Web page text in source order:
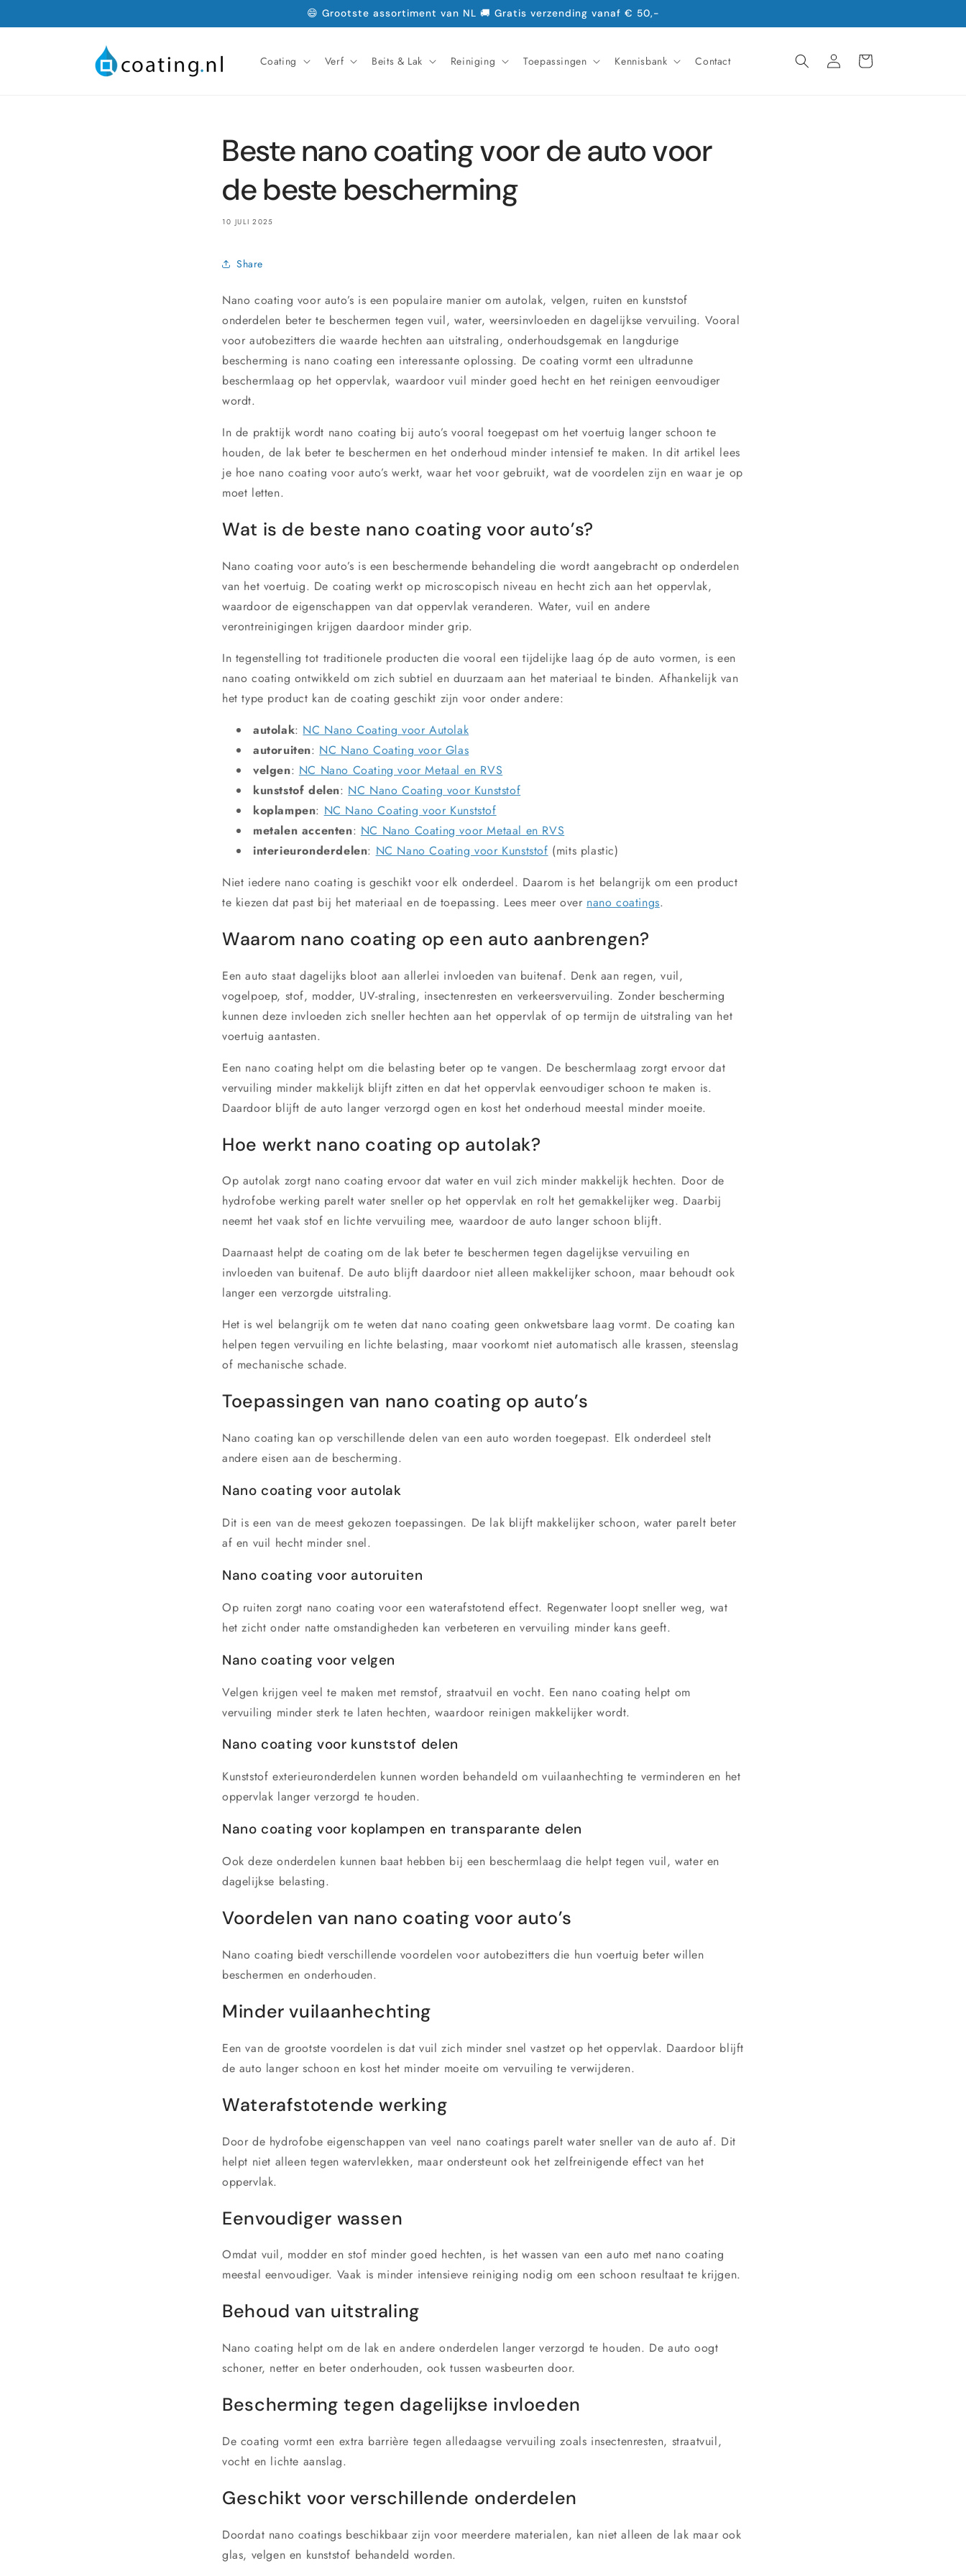
content
😄 Grootste assortiment van NL 🚚 Gratis verzending vanaf € 50,-
Coating Verf Beits & Lak Reiniging Toepassingen Kennisbank Contact InloggenWinkelwagen
Beste nano coating voor de auto voor
de beste bescherming
10 JULI 2025
Share
Nano coating voor auto’s is een populaire manier om autolak, velgen, ruiten en kunststof
onderdelen beter te beschermen tegen vuil, water, weersinvloeden en dagelijkse vervuiling. Vooral
voor autobezitters die waarde hechten aan uitstraling, onderhoudsgemak en langdurige
bescherming is nano coating een interessante oplossing. De coating vormt een ultradunne
beschermlaag op het oppervlak, waardoor vuil minder goed hecht en het reinigen eenvoudiger
wordt.
In de praktijk wordt nano coating bij auto’s vooral toegepast om het voertuig langer schoon te
houden, de lak beter te beschermen en het onderhoud minder intensief te maken. In dit artikel lees
je hoe nano coating voor auto’s werkt, waar het voor gebruikt, wat de voordelen zijn en waar je op
moet letten.
Wat is de beste nano coating voor auto’s?
Nano coating voor auto’s is een beschermende behandeling die wordt aangebracht op onderdelen
van het voertuig. De coating werkt op microscopisch niveau en hecht zich aan het oppervlak,
waardoor de eigenschappen van dat oppervlak veranderen. Water, vuil en andere
verontreinigingen krijgen daardoor minder grip.
In tegenstelling tot traditionele producten die vooral een tijdelijke laag óp de auto vormen, is een
nano coating ontwikkeld om zich subtiel en duurzaam aan het materiaal te binden. Afhankelijk van
het type product kan de coating geschikt zijn voor onder andere:
autolak: NC Nano Coating voor Autolak
autoruiten: NC Nano Coating voor Glas
velgen: NC Nano Coating voor Metaal en RVS
kunststof delen: NC Nano Coating voor Kunststof
koplampen: NC Nano Coating voor Kunststof
metalen accenten: NC Nano Coating voor Metaal en RVS
interieuronderdelen: NC Nano Coating voor Kunststof (mits plastic)
Niet iedere nano coating is geschikt voor elk onderdeel. Daarom is het belangrijk om een product
te kiezen dat past bij het materiaal en de toepassing. Lees meer over nano coatings.
Waarom nano coating op een auto aanbrengen?
Een auto staat dagelijks bloot aan allerlei invloeden van buitenaf. Denk aan regen, vuil,
vogelpoep, stof, modder, UV-straling, insectenresten en verkeersvervuiling. Zonder bescherming
kunnen deze invloeden zich sneller hechten aan het oppervlak of op termijn de uitstraling van het
voertuig aantasten.
Een nano coating helpt om die belasting beter op te vangen. De beschermlaag zorgt ervoor dat
vervuiling minder makkelijk blijft zitten en dat het oppervlak eenvoudiger schoon te maken is.
Daardoor blijft de auto langer verzorgd ogen en kost het onderhoud meestal minder moeite.
Hoe werkt nano coating op autolak?
Op autolak zorgt nano coating ervoor dat water en vuil zich minder makkelijk hechten. Door de
hydrofobe werking parelt water sneller op het oppervlak en rolt het gemakkelijker weg. Daarbij
neemt het vaak stof en lichte vervuiling mee, waardoor de auto langer schoon blijft.
Daarnaast helpt de coating om de lak beter te beschermen tegen dagelijkse vervuiling en
invloeden van buitenaf. De auto blijft daardoor niet alleen makkelijker schoon, maar behoudt ook
langer een verzorgde uitstraling.
Het is wel belangrijk om te weten dat nano coating geen onkwetsbare laag vormt. De coating kan
helpen tegen vervuiling en lichte belasting, maar voorkomt niet automatisch alle krassen, steenslag
of mechanische schade.
Toepassingen van nano coating op auto’s
Nano coating kan op verschillende delen van een auto worden toegepast. Elk onderdeel stelt
andere eisen aan de bescherming.
Nano coating voor autolak
Dit is een van de meest gekozen toepassingen. De lak blijft makkelijker schoon, water parelt beter
af en vuil hecht minder snel.
Nano coating voor autoruiten
Op ruiten zorgt nano coating voor een waterafstotend effect. Regenwater loopt sneller weg, wat
het zicht onder natte omstandigheden kan verbeteren en vervuiling minder kans geeft.
Nano coating voor velgen
Velgen krijgen veel te maken met remstof, straatvuil en vocht. Een nano coating helpt om
vervuiling minder sterk te laten hechten, waardoor reinigen makkelijker wordt.
Nano coating voor kunststof delen
Kunststof exterieuronderdelen kunnen worden behandeld om vuilaanhechting te verminderen en het
oppervlak langer verzorgd te houden.
Nano coating voor koplampen en transparante delen
Ook deze onderdelen kunnen baat hebben bij een beschermlaag die helpt tegen vuil, water en
dagelijkse belasting.
Voordelen van nano coating voor auto’s
Nano coating biedt verschillende voordelen voor autobezitters die hun voertuig beter willen
beschermen en onderhouden.
Minder vuilaanhechting
Een van de grootste voordelen is dat vuil zich minder snel vastzet op het oppervlak. Daardoor blijft
de auto langer schoon en kost het minder moeite om vervuiling te verwijderen.
Waterafstotende werking
Door de hydrofobe eigenschappen van veel nano coatings parelt water sneller van de auto af. Dit
helpt niet alleen tegen watervlekken, maar ondersteunt ook het zelfreinigende effect van het
oppervlak.
Eenvoudiger wassen
Omdat vuil, modder en stof minder goed hechten, is het wassen van een auto met nano coating
meestal eenvoudiger. Vaak is minder intensieve reiniging nodig om een schoon resultaat te krijgen.
Behoud van uitstraling
Nano coating helpt om de lak en andere onderdelen langer verzorgd te houden. De auto oogt
schoner, netter en beter onderhouden, ook tussen wasbeurten door.
Bescherming tegen dagelijkse invloeden
De coating vormt een extra barrière tegen alledaagse vervuiling zoals insectenresten, straatvuil,
vocht en lichte aanslag.
Geschikt voor verschillende onderdelen
Doordat nano coatings beschikbaar zijn voor meerdere materialen, kan niet alleen de lak maar ook
glas, velgen en kunststof behandeld worden.